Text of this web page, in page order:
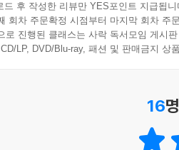
여러 가지로 다른 것은 유익하다.
하면 그릇된 해석을 바로잡을 수 있
단어와 숙어의 뜻을 찾아내는 방법
뮤즈에 대한 전설은 어떻게 생겼는가
들의 지식에는 두 가지 종류가 있다
드 후 작성한 리뷰만 YES포인트 지급됩니
회차 주문확정 시점부터 마지막 회차 주
로 진행된 클래스는 사락 독서모임 게시
LP, DVD/Blu-ray, 패션 및 판매금지 상
16